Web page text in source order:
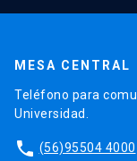
MESA CENTRAL
Teléfono para
Universidad.
phone (56)95504 4000